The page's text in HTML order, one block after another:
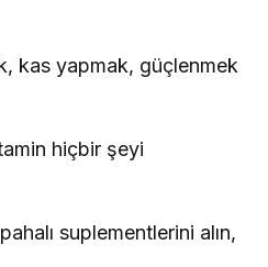
kas yapmak, güçlenmek
hiçbir şeyi
suplementlerini alın,